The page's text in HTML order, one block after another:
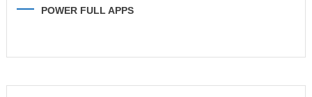
POWER FULL APPS